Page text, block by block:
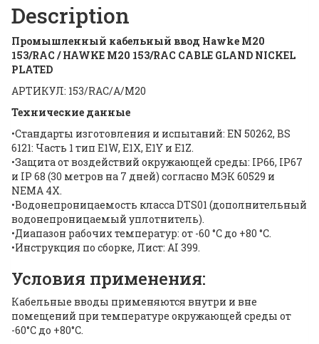
Description
Промышленный кабельный ввод Hawke M20
153/RAC / HAWKE M20 153/RAC CABLE GLAND NICKEL
PLATED
АРТИКУЛ: 153/RAC/A/M20
Технические данные
•Стандарты изготовления и испытаний: EN 50262, BS
6121: Часть 1 тип E1W, E1X, E1Y и E1Z.
•Защита от воздействий окружающей среды: IP66, IP67
и IP 68 (30 метров на 7 дней) согласно МЭК 60529 и
NEMA 4X.
•Водонепроницаемость класса DTS01 (дополнительный
водонепроницаемый уплотнитель).
•Диапазон рабочих температур: от -60 °C до +80 °C.
•Инструкция по сборке, Лист: AI 399.
Условия применения:
Кабельные вводы применяются внутри и вне
помещений при температуре окружающей среды от
-60°C до +80°C.